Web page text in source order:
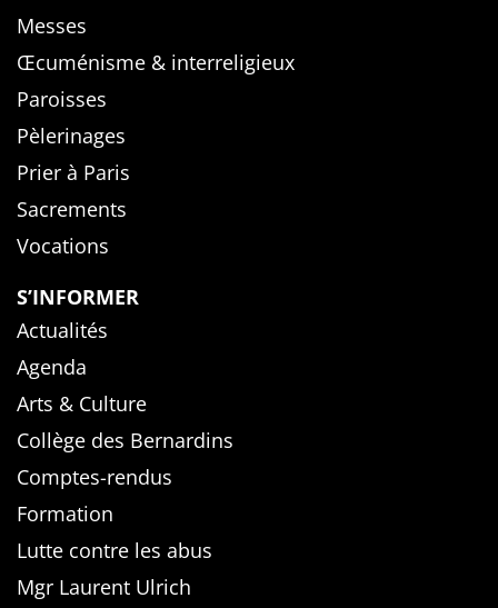
Messes
Œcuménisme & interreligieux
Paroisses
Pèlerinages
Prier à Paris
Sacrements
Vocations
S’INFORMER
Actualités
Agenda
Arts & Culture
Collège des Bernardins
Comptes-rendus
Formation
Lutte contre les abus
Mgr Laurent Ulrich